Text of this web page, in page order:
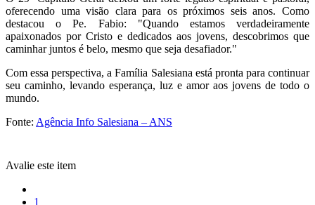
oferecendo uma visão clara para os próximos seis anos. Como
destacou o Pe. Fabio: "Quando estamos verdadeiramente
apaixonados por Cristo e dedicados aos jovens, descobrimos que
caminhar juntos é belo, mesmo que seja desafiador."
Com essa perspectiva, a Família Salesiana está pronta para continuar
seu caminho, levando esperança, luz e amor aos jovens de todo o
mundo.
Fonte: Agência Info Salesiana – ANS
Avalie este item
1